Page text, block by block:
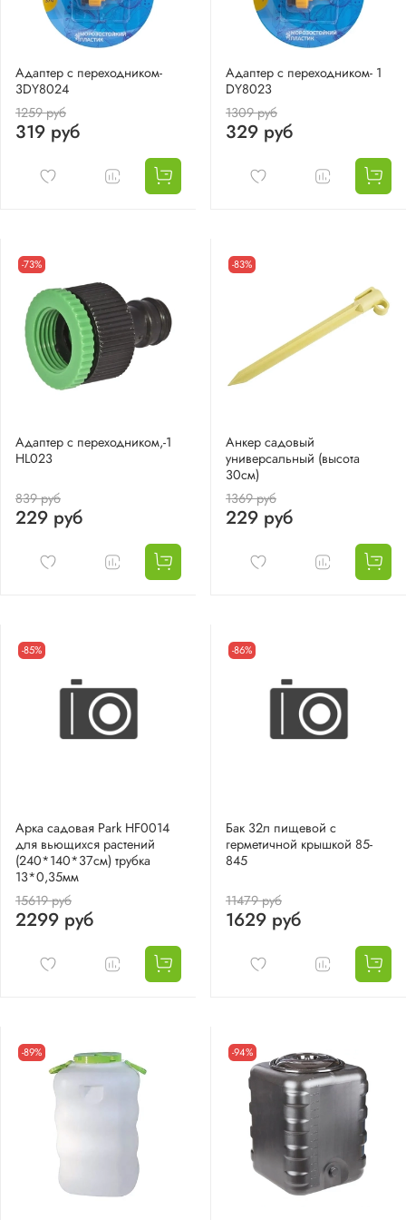
Адаптер с переходником-
3DY8024
1259 руб
319 руб
Адаптер с переходником- 1
DY8023
1309 руб
329 руб
-73%
Адаптер с переходником,-1
HL023
839 руб
229 руб
-83%
Анкер садовый
универсальный (высота
30см)
1369 руб
229 руб
-85%
Арка садовая Park HF0014
для вьющихся растений
(240*140*37см) трубка
13*0,35мм
15619 руб
2299 руб
-86%
Бак 32л пищевой с
герметичной крышкой 85-
845
11479 руб
1629 руб
-89% -94%